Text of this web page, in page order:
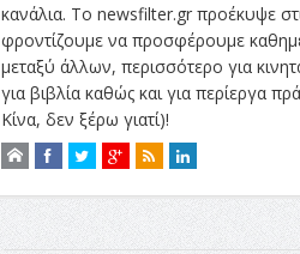
κανάλια. Το newsfilter.gr προέκυψε
φροντίζουμε να προσφέρουμε
μεταξύ άλλων, περισσότερο για
για βιβλία καθώς και για περίεργα
Κίνα, δεν ξέρω γιατί)!